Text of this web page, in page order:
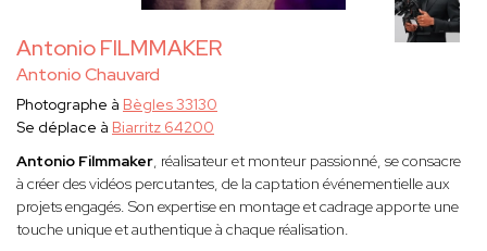
Antonio FILMMAKER
Antonio Chauvard
Photographe à Bègles 33130
Se déplace à Biarritz 64200
Antonio Filmmaker, réalisateur et monteur passionné, se consacre
à créer des vidéos percutantes, de la captation événementielle aux
projets engagés. Son expertise en montage et cadrage apporte une
touche unique et authentique à chaque réalisation.